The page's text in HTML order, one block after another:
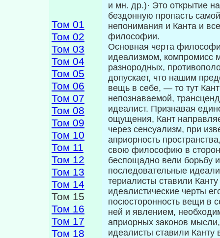
Том 01
Том 02
Том 03
Том 04
Том 05
Том 06
Том 07
Том 08
Том 09
Том 10
Том 11
Том 12
Том 13
Том 14
Том 15
Том 16
Том 17
Том 18
и мн. др.)· Это открытие
бездонную пропасть
непонимания и Канта и
философии.
Основная черта
идеализмом, компромисс
разнородных,
допускает, что нашим
вещь в себе, — то тут
непознаваемой,
идеалист. Признавая
ощущения, Кант
через сенсуа­лизм, при
априорность
свою философию в
беспощадно вели борьбу
последовательные
териалисты ставили
идеалистические черты
посюсторонность вещи в
ней и явлением,
априорных законов мысли,
идеалисты ставили Канту